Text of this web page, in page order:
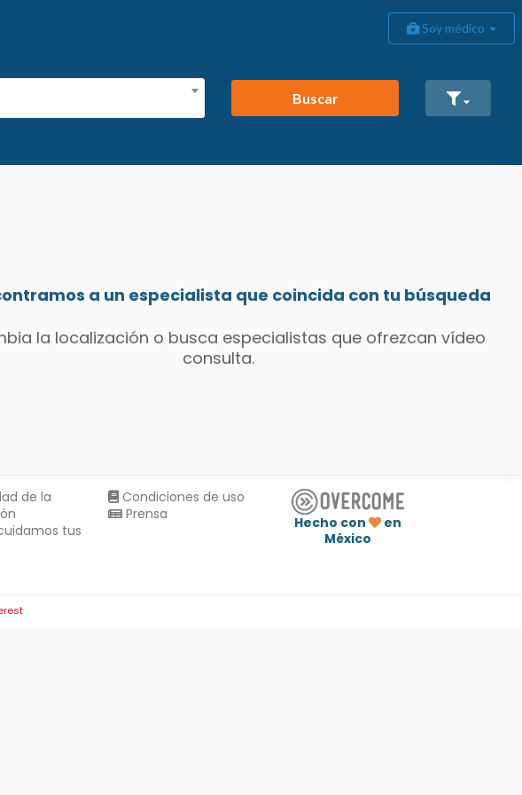
Soy médico
Buscar
a un especialista que coincida con tu búsqueda
la localización o busca especialistas que ofrezcan vídeo
consulta.
de la
tus
Condiciones de uso
Prensa
Hecho con
en
México